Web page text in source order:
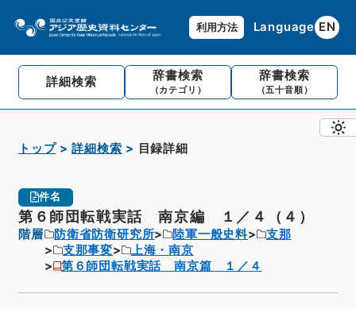
利用方法 Language EN
詳細検索 辞書検索
（カテゴリ）
辞書検索
（五十音順）
トップ 詳細検索 目録詳細
件名
第６師団転戦実話 南京編 １／４（４）
階層 防衛省防衛研究所 陸軍一般史料
支那
支那事変
上海・南京
第６師団転戦実話 南京篇 １／４